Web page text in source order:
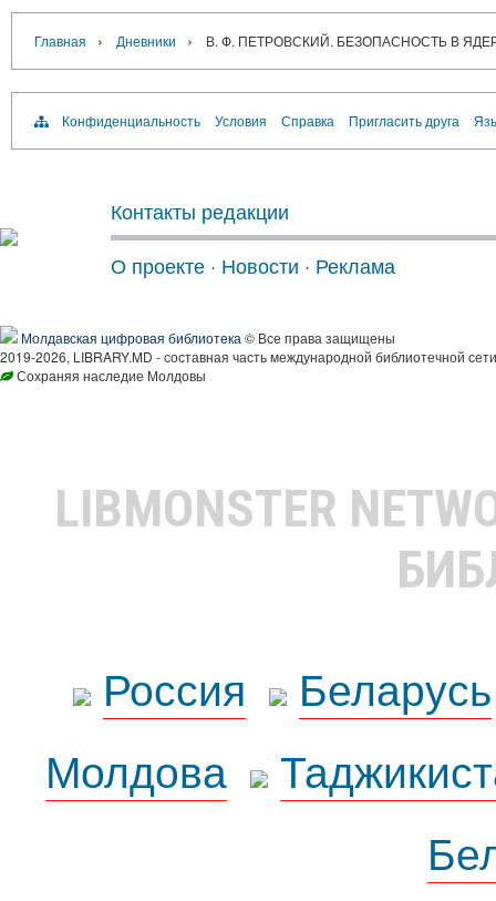
Главная › Дневники › В. Ф. ПЕТРОВСКИЙ. БЕЗОПАСНОСТЬ В
Конфиденциальность Условия Справка Пригласить друга
Контакты редакции
О проекте · Новости · Реклама
Молдавская цифровая библиотека © Все права защищены
2019-2026, LIBRARY.MD - составная часть международной библиотечной
Сохраняя наследие Молдовы
LIBMONSTER
Россия
Беларусь
Молдова